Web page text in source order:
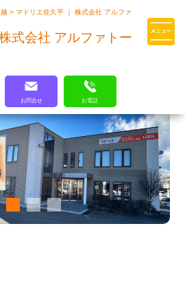
はLIXILの厳しい基準を
越>マドリエ佐久平 ｜ 株式会社 アルファ
式会社 アルファトー
お問合せ お電話